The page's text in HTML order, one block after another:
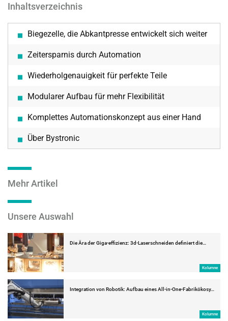
Inhaltsverzeichnis
Biegezelle, die Abkantpresse entwickelt sich weiter
Zeitersparnis durch Automation
Wiederholgenauigkeit für perfekte Teile
Modularer Aufbau für mehr Flexibilität
Komplettes Automationskonzept aus einer Hand
Über Bystronic
Mehr Artikel
Unsere Auswahl
Die Ära der Giga-effizienz: 3d-Laserschneiden definiert die…
Kolumne
Integration von Robotik: Aufbau eines All-in-One-Fabrikökosy…
Kolumne